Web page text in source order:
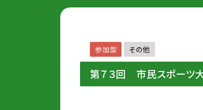
参加型 その他
第７３回 市民スポーツ